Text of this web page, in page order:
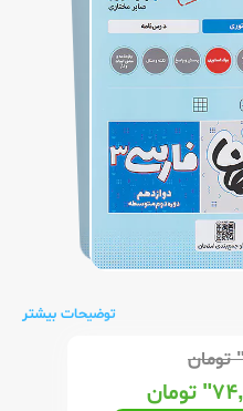
توضیحات بیشتر
تومان
تومان